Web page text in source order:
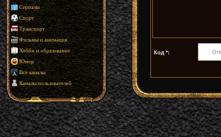
Сериалы
Спорт
Транспорт
Фильмы и анимация
Хобби и образование
Юмор
Все каналы
Каналы пользователей
Код *: